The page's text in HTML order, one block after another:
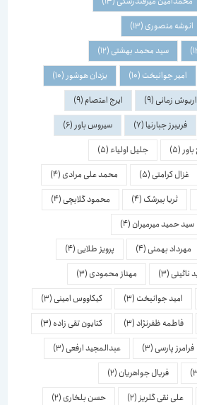
منصوری(13)
سید محمد بهشتی(12)
امیر جوانبخت(10) یزدان هوشور(10)
زمانی(9) ایرج اعتصام(9)
فریبرز جبارنیا(7) سیروس باور (6)
(5) جلیل اولیاء(5)
غزال کرامتی(5) محمد علی مرادی(4)
ثریا بیرشک(4) محمود گلابچی(4)
حمید میرمیران(4)
مهرداد بهمنی(4) پرویز طلایی(4)
(3) مهناز محمودی(3)
امید جوانبخت(3) کیکاووس امینی(3)
فاطمه ظفرنژاد(3) کتایون تقی زاده(3)
پارسی(3) عبدالمجید ارفعی(3)
فریال جواهریان(2)
علی نقی گلریز(2) حسن بلخاری(2)